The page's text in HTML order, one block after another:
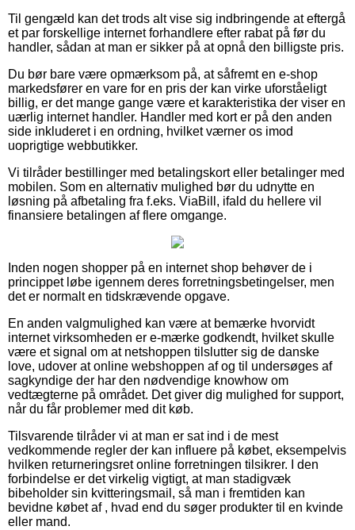
Til gengæld kan det trods alt vise sig indbringende at eftergå
et par forskellige internet forhandlere efter rabat på før du
handler, sådan at man er sikker på at opnå den billigste pris.
Du bør bare være opmærksom på, at såfremt en e-shop
markedsfører en vare for en pris der kan virke uforståeligt
billig, er det mange gange være et karakteristika der viser en
uærlig internet handler. Handler med kort er på den anden
side inkluderet i en ordning, hvilket værner os imod
uoprigtige webbutikker.
Vi tilråder bestillinger med betalingskort eller betalinger med
mobilen. Som en alternativ mulighed bør du udnytte en
løsning på afbetaling fra f.eks. ViaBill, ifald du hellere vil
finansiere betalingen af flere omgange.
Inden nogen shopper på en internet shop behøver de i
princippet løbe igennem deres forretningsbetingelser, men
det er normalt en tidskrævende opgave.
En anden valgmulighed kan være at bemærke hvorvidt
internet virksomheden er e-mærke godkendt, hvilket skulle
være et signal om at netshoppen tilslutter sig de danske
love, udover at online webshoppen af og til undersøges af
sagkyndige der har den nødvendige knowhow om
vedtægterne på området. Det giver dig mulighed for support,
når du får problemer med dit køb.
Tilsvarende tilråder vi at man er sat ind i de mest
vedkommende regler der kan influere på købet, eksempelvis
hvilken returneringsret online forretningen tilsikrer. I den
forbindelse er det virkelig vigtigt, at man stadigvæk
bibeholder sin kvitteringsmail, så man i fremtiden kan
bevidne købet af , hvad end du søger produkter til en kvinde
eller mand.